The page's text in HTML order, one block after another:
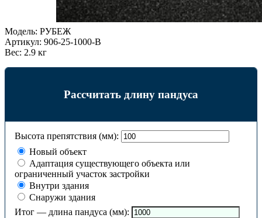
Модель: РУБЕЖ
Артикул: 906-25-1000-B
Вес: 2.9 кг
Рассчитать длину пандуса
Высота препятствия (мм):
Новый объект
Адаптация существующего объекта или
ограниченный участок застройки
Внутри здания
Снаружи здания
Итог — длина пандуса (мм):